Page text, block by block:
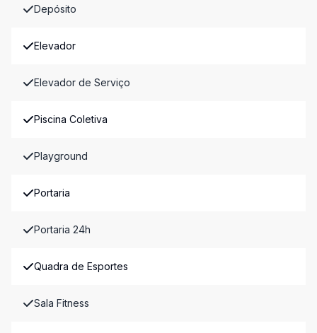
Depósito
Elevador
Elevador de Serviço
Piscina Coletiva
Playground
Portaria
Portaria 24h
Quadra de Esportes
Sala Fitness